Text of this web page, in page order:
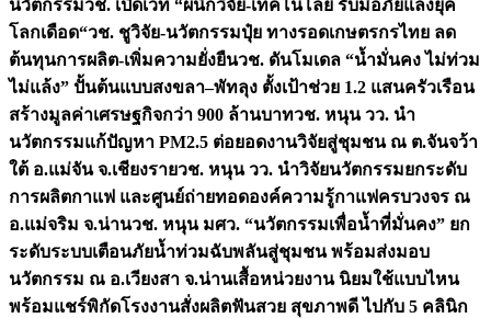
นวัตกรรมวช. เปิดเวที “ผนึกวิจัย-เทคโนโลยี รับมือภัยแล้งยุค
โลกเดือด“วช. ชูวิจัย-นวัตกรรมปุ๋ย ทางรอดเกษตรกรไทย ลด
ต้นทุนการผลิต-เพิ่มความยั่งยืนวช. ดันโมเดล “น้ำมั่นคง ไม่ท่วม
ไม่แล้ง” ปั้นต้นแบบสงขลา–พัทลุง ตั้งเป้าช่วย 1.2 แสนครัวเรือน
สร้างมูลค่าเศรษฐกิจกว่า 900 ล้านบาทวช. หนุน วว. นำ
นวัตกรรมแก้ปัญหา PM2.5 ต่อยอดงานวิจัยสู่ชุมชน ณ ต.จันจว้า
ใต้ อ.แม่จัน จ.เชียงรายวช. หนุน วว. นำวิจัยนวัตกรรมยกระดับ
การผลิตกาแฟ และศูนย์ถ่ายทอดองค์ความรู้กาแฟครบวงจร ณ
อ.แม่จริม จ.น่านวช. หนุน มศว. “นวัตกรรมเพื่อน้ำที่มั่นคง” ยก
ระดับระบบเตือนภัยน้ำท่วมฉับพลันสู่ชุมชน พร้อมส่งมอบ
นวัตกรรม ณ อ.เวียงสา จ.น่านเสื้อหน่วยงาน นิยมใช้แบบไหน
พร้อมแชร์พิกัดโรงงานสั่งผลิตฟันสวย สุขภาพดี ไปกับ 5 คลินิก